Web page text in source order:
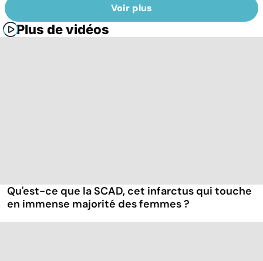
Voir plus
Plus de vidéos
Qu'est-ce que la SCAD, cet infarctus qui touche
en immense majorité des femmes ?